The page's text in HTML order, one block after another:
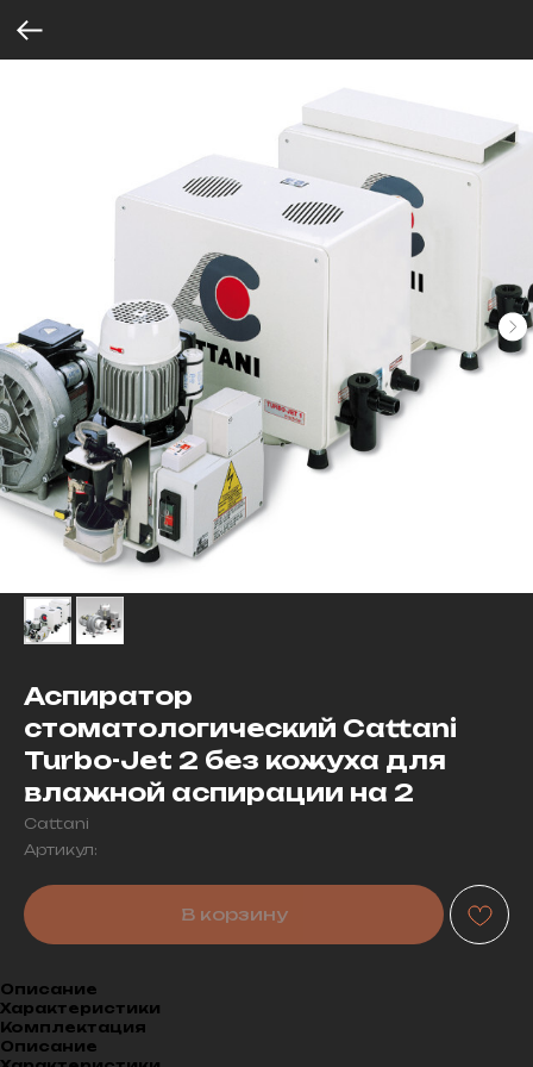
Аспиратор
стоматологический Cattani
Turbo-Jet 2 без кожуха для
влажной аспирации на 2
Cattani
Артикул:
В корзину
Описание
Характеристики
Комплектация
Описание